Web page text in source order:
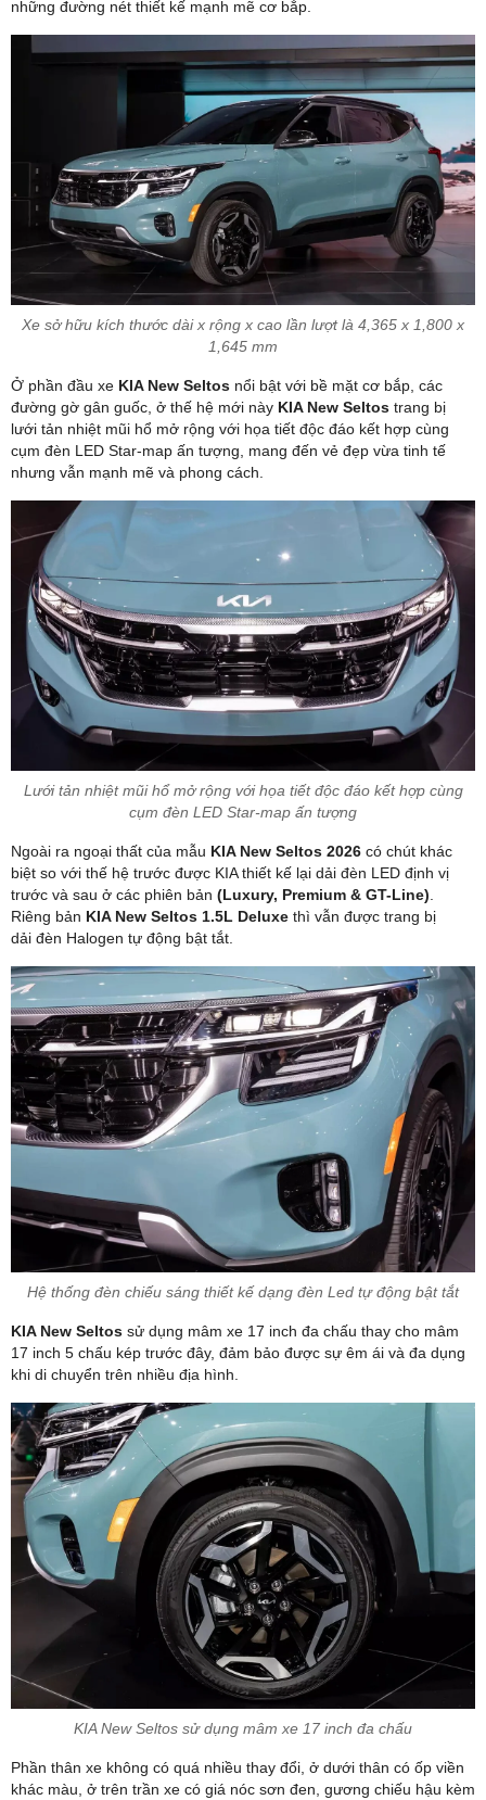
những đường nét thiết kế mạnh mẽ cơ bắp.
Xe sở hữu kích thước dài x rộng x cao lần lượt là 4,365 x 1,800 x
1,645 mm
Ở phần đầu xe KIA New Seltos nổi bật với bề mặt cơ bắp, các
đường gờ gân guốc, ở thế hệ mới này KIA New Seltos trang bị
lưới tản nhiệt mũi hổ mở rộng với họa tiết độc đáo kết hợp cùng
cụm đèn LED Star-map ấn tượng, mang đến vẻ đẹp vừa tinh tế
nhưng vẫn mạnh mẽ và phong cách.
Lưới tản nhiệt mũi hổ mở rộng với họa tiết độc đáo kết hợp cùng
cụm đèn LED Star-map ấn tượng
Ngoài ra ngoại thất của mẫu KIA New Seltos 2026 có chút khác
biệt so với thế hệ trước được KIA thiết kế lại dải đèn LED định vị
trước và sau ở các phiên bản (Luxury, Premium & GT-Line).
Riêng bản KIA New Seltos 1.5L Deluxe thì vẫn được trang bị
dải đèn Halogen tự động bật tắt.
Hệ thống đèn chiếu sáng thiết kế dạng đèn Led tự động bật tắt
KIA New Seltos sử dụng mâm xe 17 inch đa chấu thay cho mâm
17 inch 5 chấu kép trước đây, đảm bảo được sự êm ái và đa dụng
khi di chuyển trên nhiều địa hình.
KIA New Seltos sử dụng mâm xe 17 inch đa chấu
Phần thân xe không có quá nhiều thay đổi, ở dưới thân có ốp viền
khác màu, ở trên trần xe có giá nóc sơn đen, gương chiếu hậu kèm